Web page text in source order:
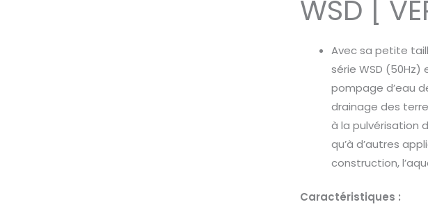
WSD [
Avec sa petite
série WSD
pompage d’eau
drainage des
à la pulvérisation
qu’à d’autres
construction,
Caractéristiques :